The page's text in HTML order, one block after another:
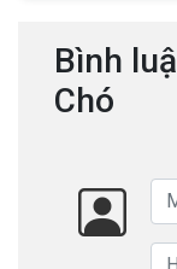
Bình
Chó